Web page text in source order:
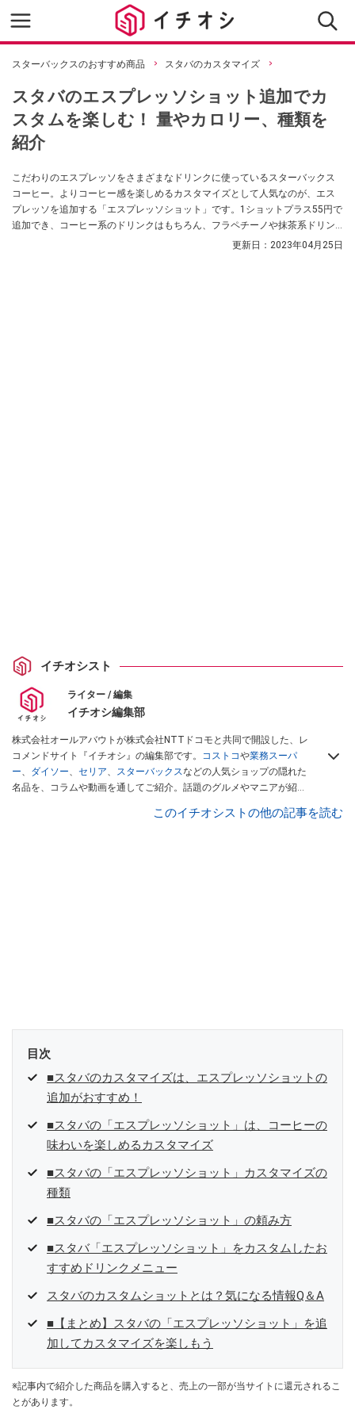
スターバックスのおすすめ商品 スタバのカスタマイズ
スタバのエスプレッソショット追加でカ
スタムを楽しむ！ 量やカロリー、種類を
紹介
こだわりのエスプレッソをさまざまなドリンクに使っているスターバックス
コーヒー。よりコーヒー感を楽しめるカスタマイズとして人気なのが、エス
プレッソを追加する「エスプレッソショット」です。1ショットプラス55円で
追加でき、コーヒー系のドリンクはもちろん、フラペチーノや抹茶系ドリン
クとも相性がいいんだとか。今回は、スタバの「エスプレッソショット」の
更新日： 2023年04月25日
イチオシスト
ライター / 編集
イチオシ編集部
株式会社オールアバウトが株式会社NTTドコモと共同で開設した、レ
コメンドサイト『イチオシ』の編集部です。 コストコや業務スーパ
ー、 ダイソー、 セリア、 スターバックスなどの人気ショップの隠れた
名品を、コラムや動画を通してご紹介。話題のグルメやマニアが紹介
インフルエンサーが実際に使用してレビューしています。毎日トレン
このイチオシストの他の記事を読む
目次
■スタバのカスタマイズは、エスプレッソショットの
追加がおすすめ！
■スタバの「エスプレッソショット」は、コーヒーの
味わいを楽しめるカスタマイズ
■スタバの「エスプレッソショット」カスタマイズの
種類
■スタバの「エスプレッソショット」の頼み方
■スタバ「エスプレッソショット」をカスタムしたお
すすめドリンクメニュー
スタバのカスタムショットとは？気になる情報Q＆A
■【まとめ】スタバの「エスプレッソショット」を追
加してカスタマイズを楽しもう
※記事内で紹介した商品を購入すると、売上の一部が当サイトに還元されるこ
とがあります。